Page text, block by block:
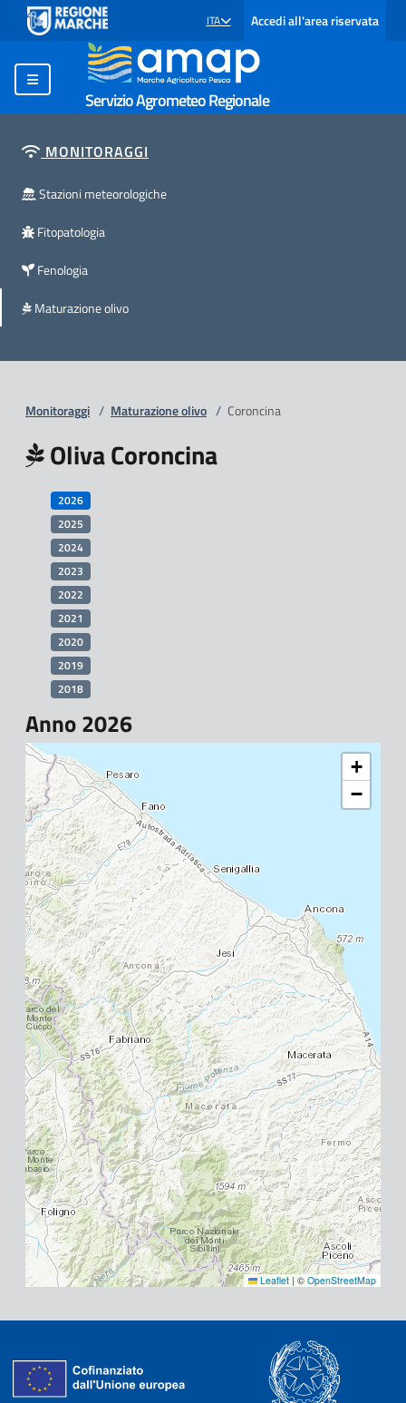
SELEZIONE LINGUA: LINGUA SELEZIONATA
ITA Accedi all'area riservata
Servizio Agrometeo Regionale
MONITORAGGI
Stazioni meteorologiche
Fitopatologia
Fenologia
Maturazione olivo
Monitoraggi / Maturazione olivo / Coroncina
Oliva Coroncina
2026
2025
2024
2023
2022
2021
2020
2019
2018
Anno 2026
+
−
Leaflet | © OpenStreetMap